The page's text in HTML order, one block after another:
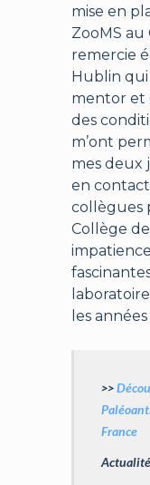
mise en
ZooMS au
remercie
Hublin
mentor et
des
m’ont
mes deux
en
collègues
Collège
les
>>
France
Actualité